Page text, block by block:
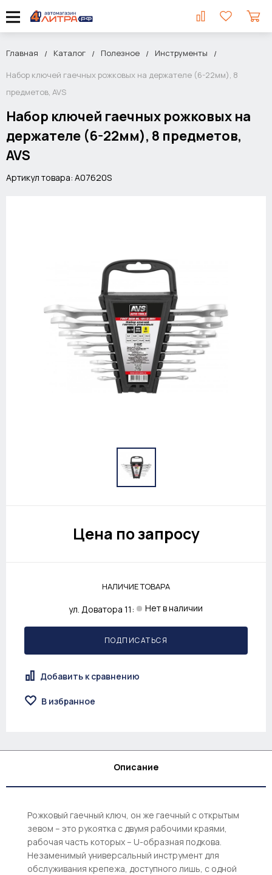
Главная Каталог Полезное
Инструменты
Набор ключей гаечных рожковых на держателе (6-22мм), 8
предметов, AVS
Набор ключей гаечных рожковых на
держателе (6-22мм), 8 предметов,
AVS
Артикул товара: A07620S
Цена по запросу
НАЛИЧИЕ ТОВАРА
ул. Доватора 11: Нет в наличии
ПОДПИСАТЬСЯ
Добавить к сравнению
В избранное
Описание
Рожковый гаечный ключ, он же гаечный с открытым
зевом – это рукоятка с двумя рабочими краями,
рабочая часть которых – U-образная подкова.
Незаменимый универсальный инструмент для
обслуживания крепежа, доступного лишь, с одной